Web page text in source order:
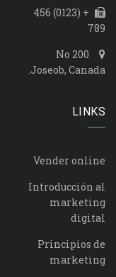
+ (0123) 456
789
No 200
Joseob, Canada.
LINKS
Vender online
Introducción al
marketing
digital
Principios de
marketing